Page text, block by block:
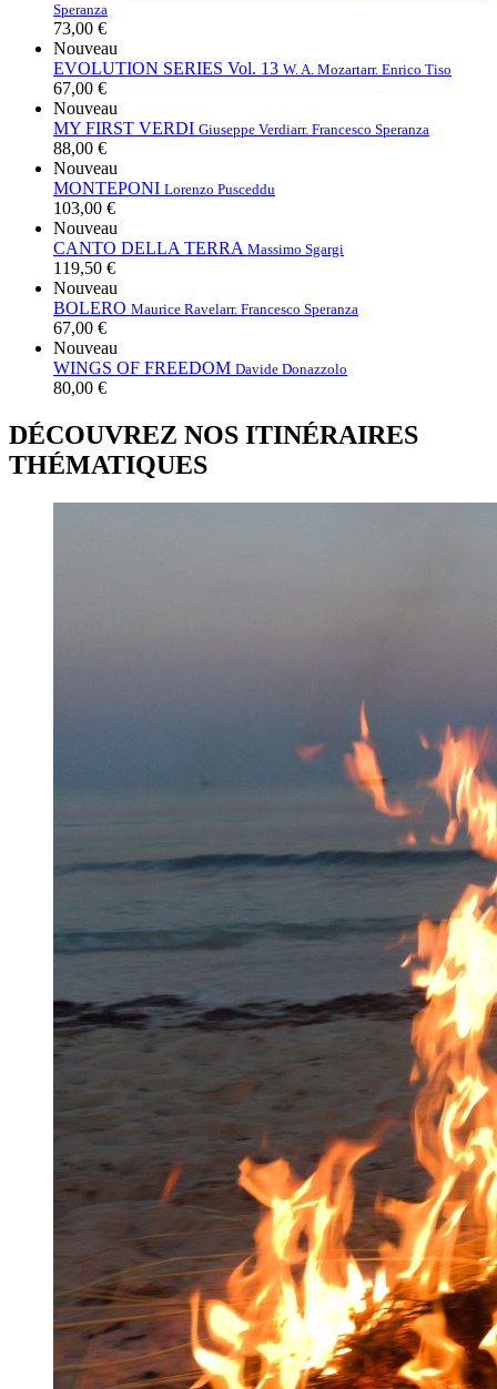
Speranza
73,00 €
Nouveau
EVOLUTION SERIES Vol. 13 W. A. Mozartarr. Enrico Tiso
67,00 €
Nouveau
MY FIRST VERDI Giuseppe Verdiarr. Francesco Speranza
88,00 €
Nouveau
MONTEPONI Lorenzo Pusceddu
103,00 €
Nouveau
CANTO DELLA TERRA Massimo Sgargi
119,50 €
Nouveau
BOLERO Maurice Ravelarr. Francesco Speranza
67,00 €
Nouveau
WINGS OF FREEDOM Davide Donazzolo
80,00 €
DÉCOUVREZ NOS ITINÉRAIRES
THÉMATIQUES